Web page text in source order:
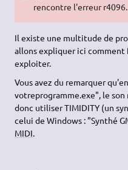
rencontre l'erreur r4096.
Il existe une multitude de
allons expliquer ici comment
exploiter.
Vous avez du remarquer
votreprogramme.exe", le
donc utiliser TIMIDITY (un
celui de Windows : "Synthé
MIDI.